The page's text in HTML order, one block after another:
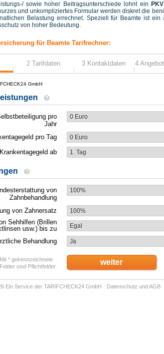
sowie hoher Beitragsunterschiede lohnt ein
und unkompliziertes Formular werden diskret die
Belastung errechnet. Speziell für Beamte ist ein
von hoher Bedeutung.
für Beamte Tarifrechner: